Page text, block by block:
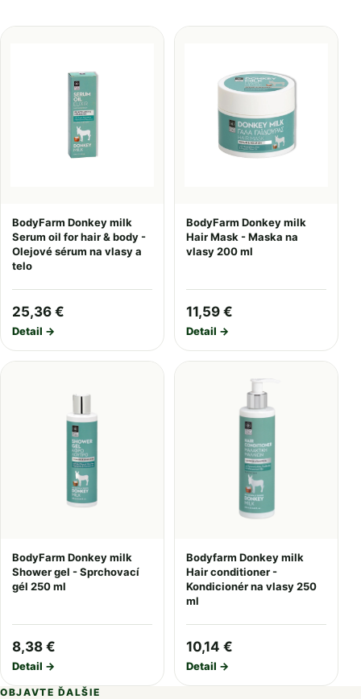
BodyFarm Donkey milk
Serum oil for hair & body -
Olejové sérum na vlasy a
telo
25,36 €
Detail →
BodyFarm Donkey milk
Hair Mask - Maska na
vlasy 200 ml
11,59 €
Detail →
BodyFarm Donkey milk
Shower gel - Sprchovací
gél 250 ml
8,38 €
Detail →
Bodyfarm Donkey milk
Hair conditioner -
Kondicionér na vlasy 250
ml
10,14 €
Detail →
OBJAVTE ĎALŠIE